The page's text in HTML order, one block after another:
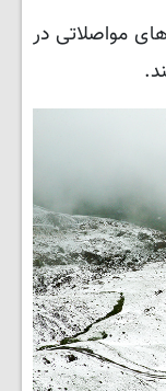
مواصلاتی در